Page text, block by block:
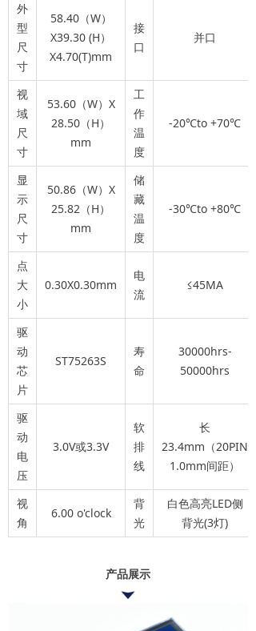
外
型
尺
寸
58.40（W）
X39.30 (H）
X4.70(T)mm
接
口
并口
视
域
尺
寸
53.60（W）X
28.50（H）
mm
工
作
温
度
-20℃to +70℃
显
示
尺
寸
50.86（W）X
25.82（H）
mm
储
藏
温
度
-30℃to +80℃
点
大
小
0.30X0.30mm
电
流
≤45MA
驱
动
芯
片
ST75263S
寿
命
30000hrs-
50000hrs
驱
动
电
压
3.0V或3.3V
软
排
线
长
23.4mm（20PIN
1.0mm间距）
视
角
6.00 o'clock
背
光
白色高亮LED侧
背光(3灯)
产品展示